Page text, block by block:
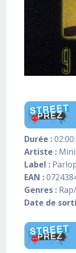
Durée :
Artiste :
Label :
EAN :
Genres :
Date de